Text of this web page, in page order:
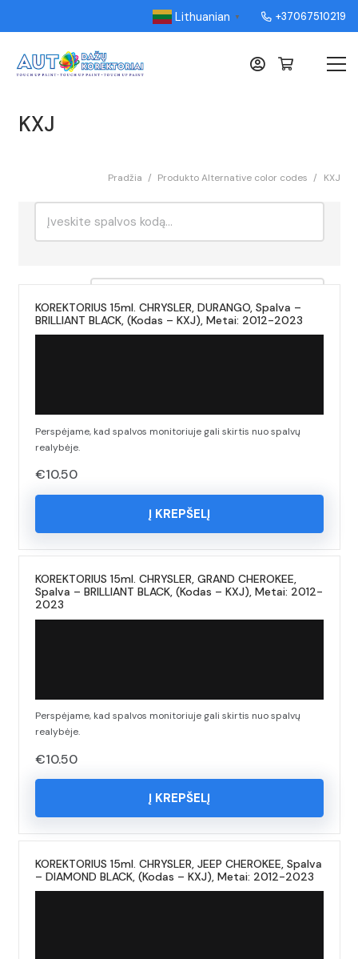
Lithuanian ▼ +37067510219
KXJ
Pradžia / Produkto Alternative color codes / KXJ
KOREKTORIUS 15ml. CHRYSLER, DURANGO, Spalva –
BRILLIANT BLACK, (Kodas – KXJ), Metai: 2012-2023
Perspėjame, kad spalvos monitoriuje gali skirtis nuo spalvų
realybėje.
€10.50
Į KREPŠELĮ
KOREKTORIUS 15ml. CHRYSLER, GRAND CHEROKEE,
Spalva – BRILLIANT BLACK, (Kodas – KXJ), Metai: 2012-
2023
Perspėjame, kad spalvos monitoriuje gali skirtis nuo spalvų
realybėje.
€10.50
Į KREPŠELĮ
KOREKTORIUS 15ml. CHRYSLER, JEEP CHEROKEE, Spalva
– DIAMOND BLACK, (Kodas – KXJ), Metai: 2012-2023